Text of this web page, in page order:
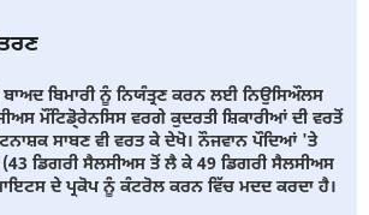
ਬਿਮਾਰੀ ਨੂੰ ਨਿਯੰਤ੍ਰਣ ਕਰਨ ਲਈ ਨਿਉਸਿਔਲਸ
ਮੌਂਟਿਡੋ੍ਰੇਨਸਿਸ ਵਰਗੇ ਕੁਦਰਤੀ ਸ਼ਿਕਾਰੀਆਂ ਦੀ ਵਰਤੋਂ
ਸਾਬਣ ਵੀ ਵਰਤ ਕੇ ਦੇਖੋ। ਨੌਜਵਾਨ ਪੌਦਿਆਂ 'ਤੇ
ਡਿਗਰੀ ਸੈਲਸੀਅਸ ਤੋਂ ਲੈ ਕੇ 49 ਡਿਗਰੀ ਸੈਲਸੀਅਸ
ਦੇ ਪ੍ਰਕੋਪ ਨੂੰ ਕੰਟਰੋਲ ਕਰਨ ਵਿੱਚ ਮਦਦ ਕਰਦਾ ਹੈ।